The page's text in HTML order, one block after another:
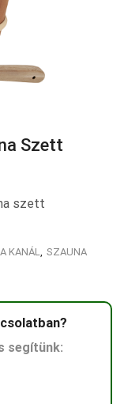
Szett
szett
KANÁL
SZAUNA
segítünk: